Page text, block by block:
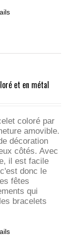
et en métal
coloré par
amovible.
décoration
côtés. Avec
il est facile
donc le
fêtes
qui
bracelets